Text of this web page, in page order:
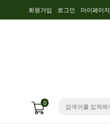
회원가입 로그인 마이페이지
0